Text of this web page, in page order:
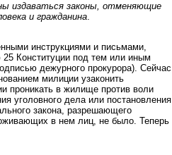
издаваться законы, отменяющие
и гражданина.
инструкциями и письмами,
Конституции под тем или иным
дежурного прокурора). Сейчас
милиции узаконить
проникать в жилище против воли
уголовного дела или постановления
закона, разрешающего
в нем лиц, не было. Теперь